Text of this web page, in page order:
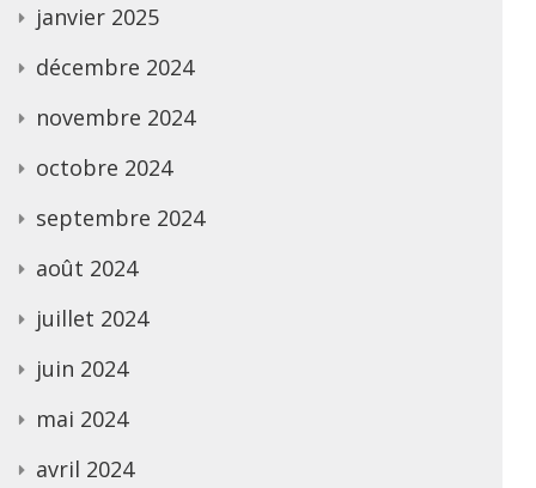
janvier 2025
décembre 2024
novembre 2024
octobre 2024
septembre 2024
août 2024
juillet 2024
juin 2024
mai 2024
avril 2024